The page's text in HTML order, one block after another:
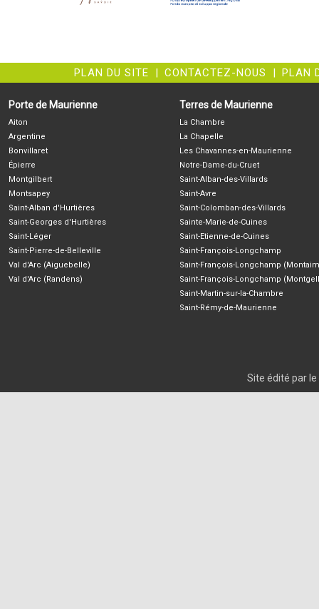
PLAN DU SITE | CONTACTEZ-NOUS | PLAN
Porte de Maurienne
Aiton
Argentine
Bonvillaret
Épierre
Montgilbert
Montsapey
Saint-Alban d'Hurtières
Saint-Georges d'Hurtières
Saint-Léger
Saint-Pierre-de-Belleville
Val d'Arc (Aiguebelle)
Val d'Arc (Randens)
Terres de Maurienne
La Chambre
La Chapelle
Les Chavannes-en-Maurienne
Notre-Dame-du-Cruet
Saint-Alban-des-Villards
Saint-Avre
Saint-Colomban-des-Villards
Sainte-Marie-de-Cuines
Saint-Etienne-de-Cuines
Saint-François-Longchamp
Saint-François-Longchamp
Saint-François-Longchamp
Saint-Martin-sur-la-Chambre
Saint-Rémy-de-Maurienne
Site édité par